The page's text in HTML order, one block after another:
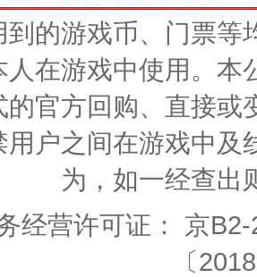
到的游戏币、门票等
人在游戏中使用。
的官方回购、直接或
用户之间在游戏中及
为，如一经查出
经营许可证： 京
〔